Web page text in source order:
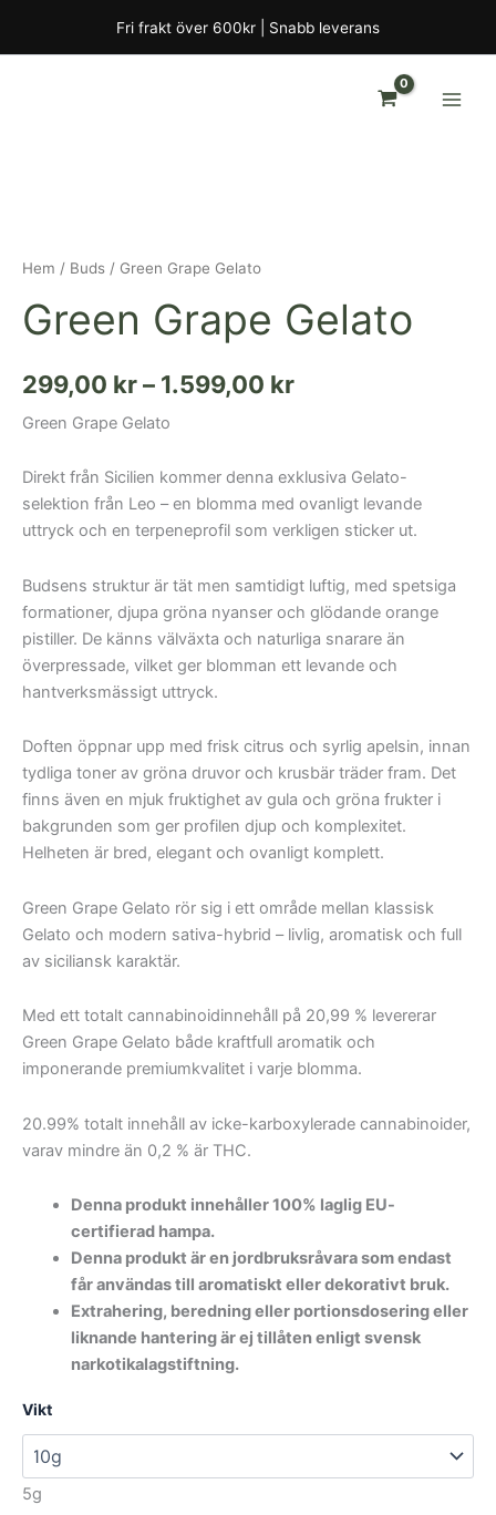
Fri frakt över 600kr | Snabb leverans
Hem / Buds / Green Grape Gelato
Green Grape Gelato
299,00 kr– 1.599,00 kr
Green Grape Gelato
Direkt från Sicilien kommer denna exklusiva Gelato-
selektion från Leo – en blomma med ovanligt levande
uttryck och en terpeneprofil som verkligen sticker ut.
Budsens struktur är tät men samtidigt luftig, med spetsiga
formationer, djupa gröna nyanser och glödande orange
pistiller. De känns välväxta och naturliga snarare än
överpressade, vilket ger blomman ett levande och
hantverksmässigt uttryck.
Doften öppnar upp med frisk citrus och syrlig apelsin, innan
tydliga toner av gröna druvor och krusbär träder fram. Det
finns även en mjuk fruktighet av gula och gröna frukter i
bakgrunden som ger profilen djup och komplexitet.
Helheten är bred, elegant och ovanligt komplett.
Green Grape Gelato rör sig i ett område mellan klassisk
Gelato och modern sativa-hybrid – livlig, aromatisk och full
av siciliansk karaktär.
Med ett totalt cannabinoidinnehåll på 20,99 % levererar
Green Grape Gelato både kraftfull aromatik och
imponerande premiumkvalitet i varje blomma.
20.99% totalt innehåll av icke-karboxylerade cannabinoider,
varav mindre än 0,2 % är THC.
Denna produkt innehåller 100% laglig EU-
certifierad hampa.
Denna produkt är en jordbruksråvara som endast
får användas till aromatiskt eller dekorativt bruk.
Extrahering, beredning eller portionsdosering eller
liknande hantering är ej tillåten enligt svensk
narkotikalagstiftning.
Vikt
5g